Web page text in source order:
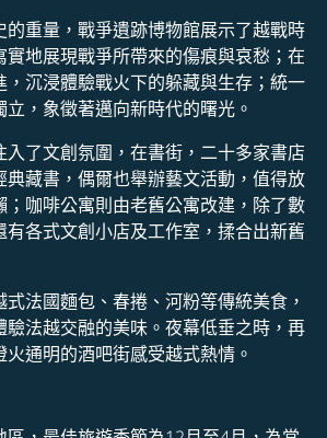
的重量，戰爭遺跡博物館展示了越戰時
地展現戰爭所帶來的傷痕與哀愁；在
，沉浸體驗戰火下的躲藏與生存；統一
，象徵著邁向新時代的曙光。
入了文創氛圍，在書街，二十多家書店
典藏書，偶爾也舉辦藝文活動，值得放
；咖啡公寓則由老舊公寓改建，除了數
各式文創小店及工作室，揉合出新舊
法國麵包、春捲、河粉等傳統美食，
驗法越交融的美味。夜幕低垂之時，再
通明的酒吧街感受越式熱情。